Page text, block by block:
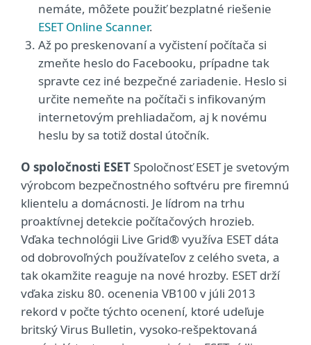
nemáte, môžete použiť bezplatné riešenie
ESET Online Scanner.
Až po preskenovaní a vyčistení počítača si
zmeňte heslo do Facebooku, prípadne tak
spravte cez iné bezpečné zariadenie. Heslo si
určite nemeňte na počítači s infikovaným
internetovým prehliadačom, aj k novému
heslu by sa totiž dostal útočník.
O spoločnosti ESET Spoločnosť ESET je svetovým
výrobcom bezpečnostného softvéru pre firemnú
klientelu a domácnosti. Je lídrom na trhu
proaktívnej detekcie počítačových hrozieb.
Vďaka technológii Live Grid® využíva ESET dáta
od dobrovoľných používateľov z celého sveta, a
tak okamžite reaguje na nové hrozby. ESET drží
vďaka zisku 80. ocenenia VB100 v júli 2013
rekord v počte týchto ocenení, ktoré udeľuje
britský Virus Bulletin, vysoko-rešpektovaná